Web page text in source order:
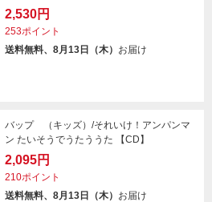
2,530円
253ポイント
送料無料、8月13日（木） お届け
バップ （キッズ）/それいけ！アンパンマ
ン たいそうでうたううた 【CD】
2,095円
210ポイント
送料無料、8月13日（木） お届け